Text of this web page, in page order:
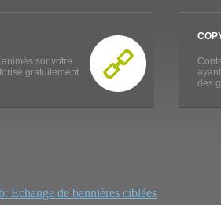
sur votre
gratuitement
des
Echange de bannières ciblées